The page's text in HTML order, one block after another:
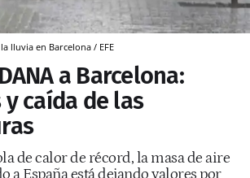
lluvia en Barcelona / EFE
a Barcelona:
caída de las
de calor de récord, la masa de aire
a España está dejando valores por